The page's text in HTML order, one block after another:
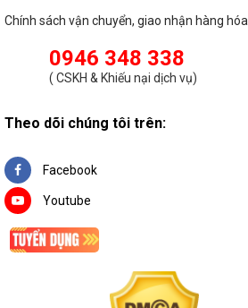
Chính sách vận chuyển, giao nhận hàng hóa
0946 348 338
( CSKH & Khiếu nại dịch vụ)
Theo dõi chúng tôi trên:
Facebook
Youtube